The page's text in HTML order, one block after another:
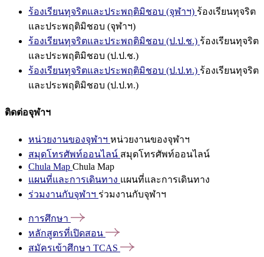
ร้องเรียนทุจริตและประพฤติมิชอบ (จุฬาฯ) ร้องเรียนทุจริต
และประพฤติมิชอบ (จุฬาฯ)
ร้องเรียนทุจริตและประพฤติมิชอบ (ป.ป.ช.) ร้องเรียนทุจริต
และประพฤติมิชอบ (ป.ป.ช.)
ร้องเรียนทุจริตและประพฤติมิชอบ (ป.ป.ท.) ร้องเรียนทุจริต
และประพฤติมิชอบ (ป.ป.ท.)
ติดต่อจุฬาฯ
หน่วยงานของจุฬาฯ หน่วยงานของจุฬาฯ
สมุดโทรศัพท์ออนไลน์ สมุดโทรศัพท์ออนไลน์
Chula Map Chula Map
แผนที่และการเดินทาง แผนที่และการเดินทาง
ร่วมงานกับจุฬาฯ ร่วมงานกับจุฬาฯ
การศึกษา
หลักสูตรที่เปิดสอน
สมัครเข้าศึกษา TCAS